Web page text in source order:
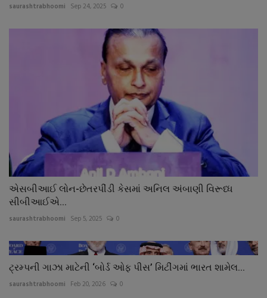
saurashtrabhoomi Sep 24, 2025 0
એસબીઆઈ લોન-છેતરપીંડી કેસમાં અનિલ અંબાણી વિરૂધ્ધ
સીબીઆઈએ...
saurashtrabhoomi Sep 5, 2025 0
ટ્રમ્પની ગાઝા માટેની ‘બોર્ડ ઓફ પીસ’ મિટીંગમાં ભારત શામેલ...
saurashtrabhoomi Feb 20, 2026 0